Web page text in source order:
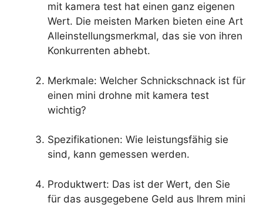
mit kamera test hat einen ganz eigenen
Wert. Die meisten Marken bieten eine Art
Alleinstellungsmerkmal, das sie von ihren
Konkurrenten abhebt.
Merkmale: Welcher Schnickschnack ist für
einen mini drohne mit kamera test
wichtig?
Spezifikationen: Wie leistungsfähig sie
sind, kann gemessen werden.
Produktwert: Das ist der Wert, den Sie
für das ausgegebene Geld aus Ihrem mini